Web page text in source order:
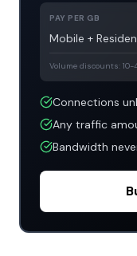
PAY PER GB
Mobile +
Volume discounts:
Connections
Any traffic
Bandwidth